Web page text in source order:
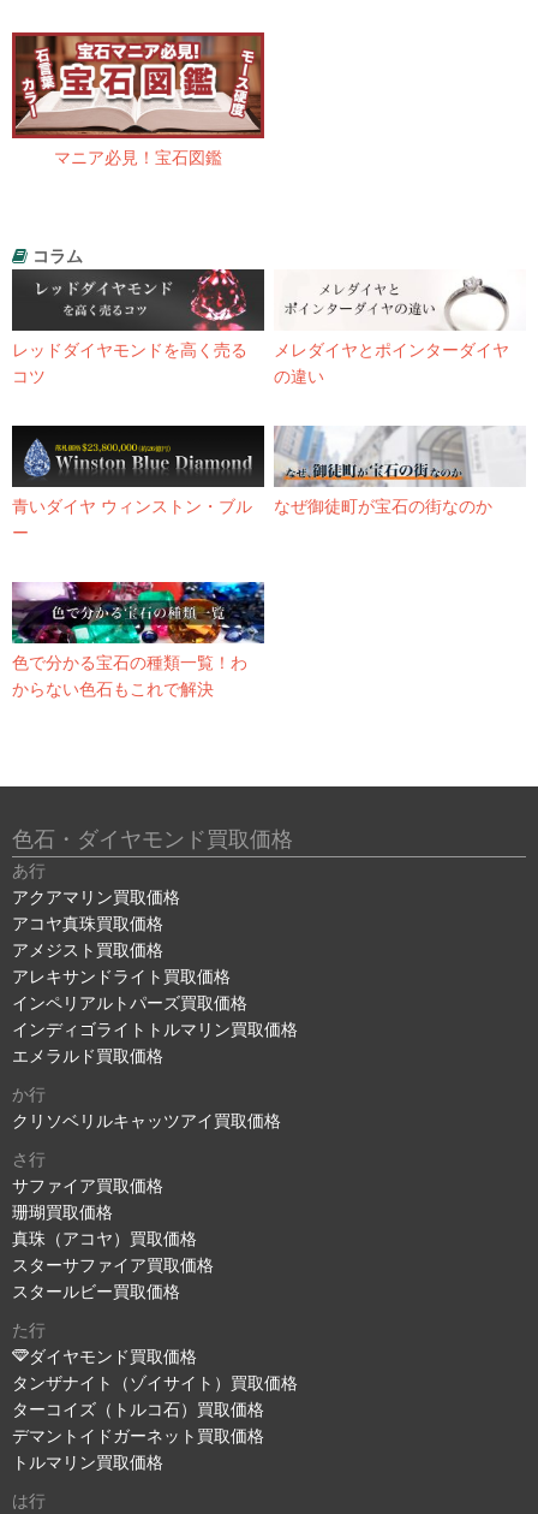
マニア必見！宝石図鑑
コラム
レッドダイヤモンドを高く売る
コツ
メレダイヤとポインターダイヤ
の違い
青いダイヤ ウィンストン・ブル
ー
なぜ御徒町が宝石の街なのか
色で分かる宝石の種類一覧！わ
からない色石もこれで解決
色石・ダイヤモンド買取価格
あ行
アクアマリン買取価格
アコヤ真珠買取価格
アメジスト買取価格
アレキサンドライト買取価格
インペリアルトパーズ買取価格
インディゴライトトルマリン買取価格
エメラルド買取価格
か行
クリソベリルキャッツアイ買取価格
さ行
サファイア買取価格
珊瑚買取価格
真珠（アコヤ）買取価格
スターサファイア買取価格
スタールビー買取価格
た行
ダイヤモンド買取価格
タンザナイト（ゾイサイト）買取価格
ターコイズ（トルコ石）買取価格
デマントイドガーネット買取価格
トルマリン買取価格
は行